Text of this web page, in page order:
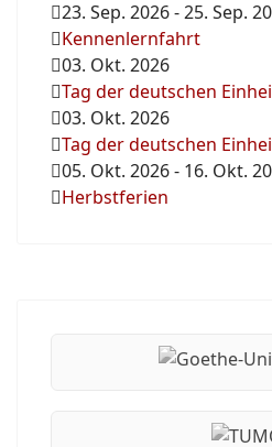
23. Sep. 2026-25. Sep.
Kennenlernfahrt
03. Okt. 2026
Tag der deutschen
03. Okt. 2026
Tag der deutschen
05. Okt. 2026- 16. Okt.
Herbstferien